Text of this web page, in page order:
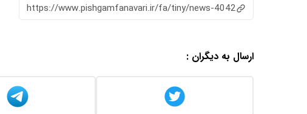
https://www.pishgamfanavari.ir/fa/tiny/news-4042
ارسال به دیگران :